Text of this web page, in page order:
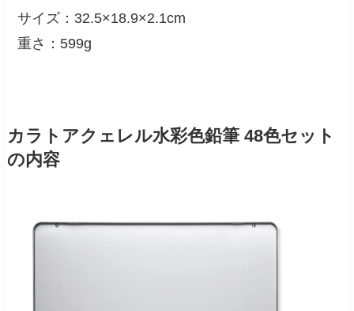
サイズ：32.5×18.9×2.1cm
重さ：599g
カラトアクェレル水彩色鉛筆 48色セット
の内容